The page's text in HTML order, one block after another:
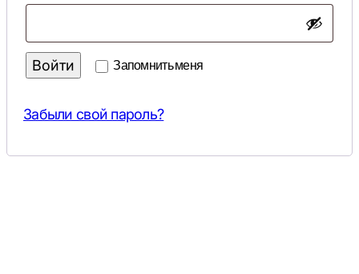
Запомнить меня
Войти
Забыли свой пароль?